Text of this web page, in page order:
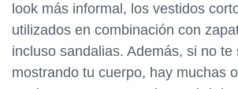
look más informal, los vestidos
utilizados en combinación con
incluso sandalias. Además, si no te
mostrando tu cuerpo, hay muchas